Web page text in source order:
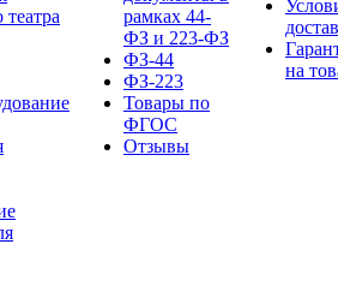
театра
рамках 44-
ФЗ и 223-ФЗ
ФЗ-44
ФЗ-223
Товары по
ФГОС
Отзывы
на